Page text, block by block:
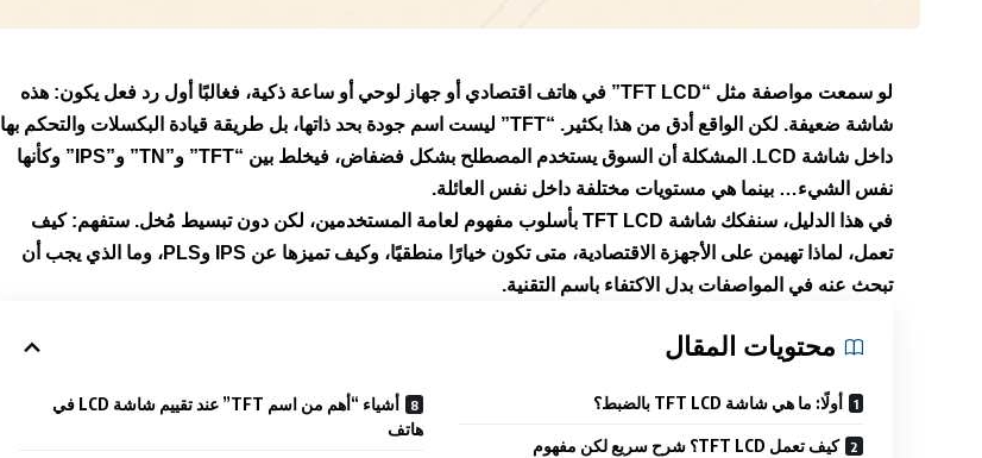
لو سمعت مواصفة مثل “TFT LCD” في هاتف اقتصادي أو جهاز لوحي أو ساعة ذكية، فغالبًا أول رد فعل يكون:
هذه
شاشة ضعيفة. لكن الواقع أدق من هذا بكثير. “TFT” ليست اسم جودة بحد ذاتها، بل
طريقة قيادة البكسلات والتحكم بها
داخل شاشة LCD. المشكلة أن السوق يستخدم المصطلح بشكل فضفاض، فيخلط بين “TFT” و”TN” و”IPS” وكأنها
نفس الشيء… بينما هي مستويات مختلفة داخل نفس العائلة.
في هذا الدليل، سنفكك شاشة TFT LCD بأسلوب مفهوم لعامة المستخدمين، لكن دون تبسيط مُخل. ستفهم: كيف
تعمل، لماذا تهيمن على الأجهزة الاقتصادية، متى تكون خيارًا منطقيًا، وكيف تميزها عن IPS وPLS، وما الذي يجب أن
تبحث عنه في المواصفات بدل الاكتفاء باسم التقنية.
محتويات المقال
أولًا: ما هي شاشة TFT LCD بالضبط؟
كيف تعمل TFT LCD؟ شرح سريع لكن مفهوم
أشياء “أهم من اسم TFT” عند تقييم شاشة LCD في
هاتف